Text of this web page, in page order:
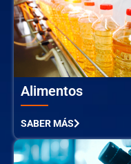
Alimentos
SABER MÁS